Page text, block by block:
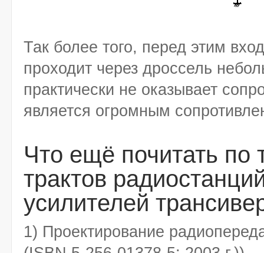
Так более того, перед этим
проходит через дроссель
практически не оказывает
является огромным
Что ещё почитать
трактов
усилителей
1) Проектирование